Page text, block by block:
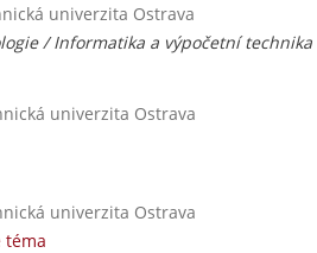
univerzita Ostrava
/ Informatika a výpočetní technika
univerzita Ostrava
univerzita Ostrava
téma